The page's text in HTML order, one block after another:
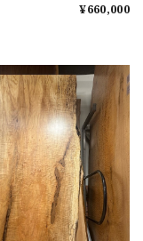
¥660,000